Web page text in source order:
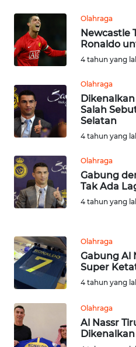
Olahraga
Newcastle
Ronaldo
4 tahun yang
Olahraga
Salah
Selatan
4 tahun yang
Olahraga
Gabung
Tak Ada
4 tahun yang
Olahraga
Gabung Al
Super
4 tahun yang
Olahraga
Al Nassr
WN
LAMPUNG
JATENG
WN
NUSANTARA
WN
JOGJA
WN
WN
BALI
KALBAR
WN